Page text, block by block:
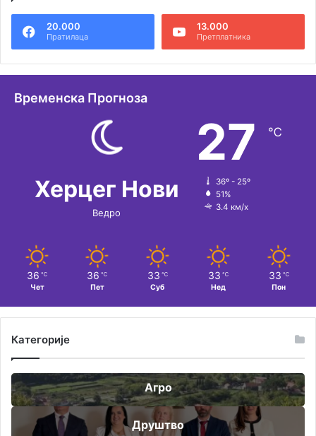
20.000
Пратилаца
13.000
Претплатника
Временска Прогноза
Херцег Нови
Ведро
27 ℃
36º - 25º
51%
3.4 км/х
36 ℃
Чет
36 ℃
Пет
33 ℃
Суб
33 ℃
Нед
33 ℃
Пон
Категорије
Агро
Друштво